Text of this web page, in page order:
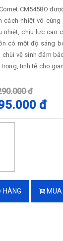
CM5458O
cách nhiệt vô
chịu lực cao
có một độ sáng
vệ sinh đảm
tinh tế cho
đ
đ
HÀNG